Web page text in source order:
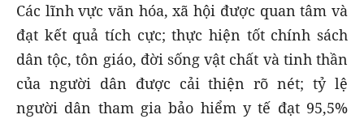
Các lĩnh vực văn hóa, xã hội được quan tâm và
đạt kết quả tích cực; thực hiện tốt chính sách
dân tộc, tôn giáo, đời sống vật chất và tinh thần
của người dân được cải thiện rõ nét; tỷ lệ
người dân tham gia bảo hiểm y tế đạt 95,5%